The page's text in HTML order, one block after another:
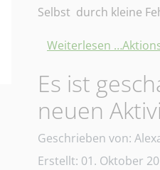
Selbst durch kleine
Weiterlesen
Es ist
neuen
Details
Geschrieben von:
Erstellt: 01. Oktober